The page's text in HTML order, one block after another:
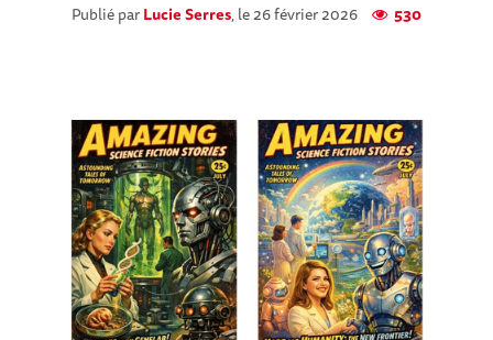
Publié parLucie Serres, le 26 février 2026 530